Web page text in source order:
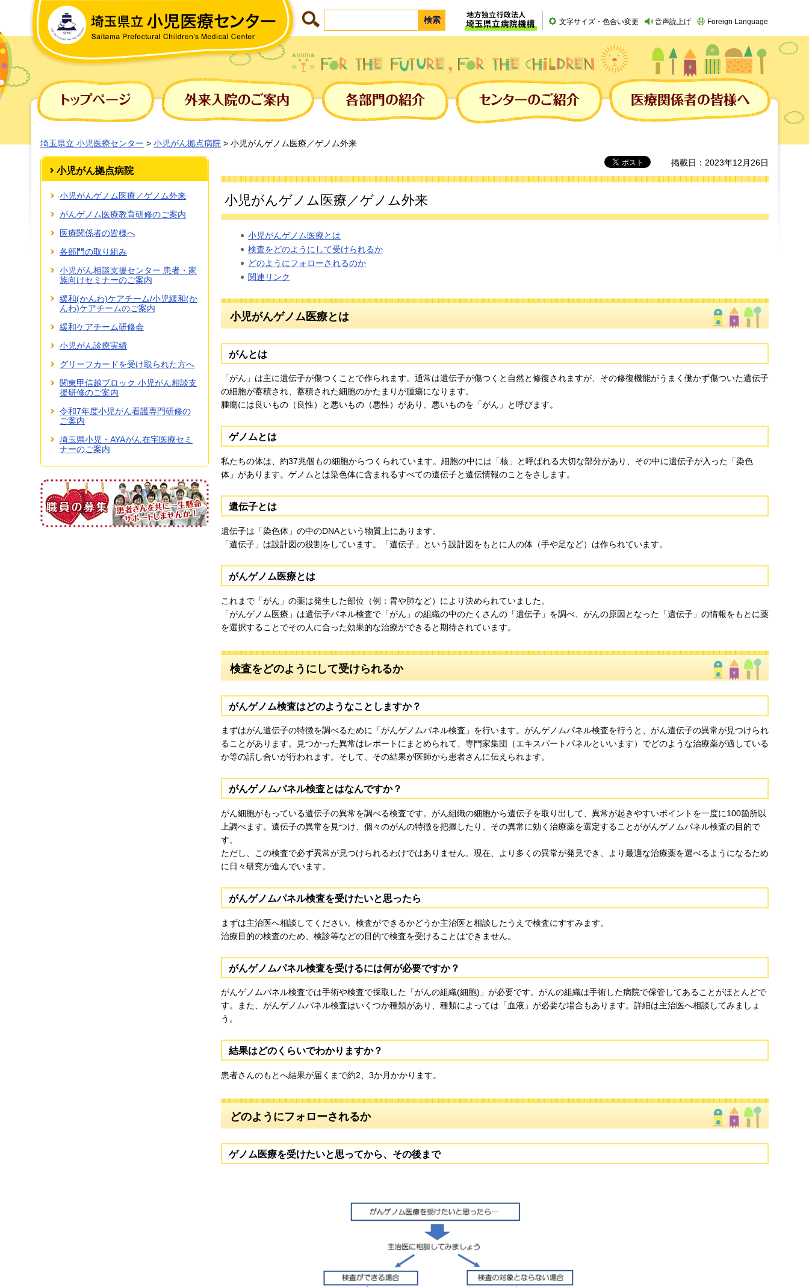
埼玉県立 小児医療センター 文字サイズ・色合い変更 音声読上げ Foreign Language
埼玉県立 小児医療センター > 小児がん拠点病院 > 小児がんゲノム医療／ゲノム外来
小児がん拠点病院
小児がんゲノム医療／ゲノム外来
がんゲノム医療教育研修のご案内
医療関係者の皆様へ
各部門の取り組み
小児がん相談支援センター 患者・家
族向けセミナーのご案内
緩和(かんわ)ケアチーム/小児緩和(か
んわ)ケアチームのご案内
緩和ケアチーム研修会
小児がん診療実績
グリーフカードを受け取られた方へ
関東甲信越ブロック 小児がん相談支
援研修のご案内
令和7年度小児がん看護専門研修の
ご案内
埼玉県小児・AYAがん在宅医療セミ
ナーのご案内
掲載日：2023年12月26日
小児がんゲノム医療／ゲノム外来
小児がんゲノム医療とは
検査をどのようにして受けられるか
どのようにフォローされるのか
関連リンク
小児がんゲノム医療とは
がんとは
「がん」は主に遺伝子が傷つくことで作られます。通常は遺伝子が傷つくと自然と修復されますが、その修復機能がうまく働かず傷ついた遺伝子
の細胞が蓄積され、蓄積された細胞のかたまりが腫瘍になります。
腫瘍には良いもの（良性）と悪いもの（悪性）があり、悪いものを「がん」と呼びます。
ゲノムとは
私たちの体は、約37兆個もの細胞からつくられています。細胞の中には「核」と呼ばれる大切な部分があり、その中に遺伝子が入った「染色
体」があります。ゲノムとは染色体に含まれるすべての遺伝子と遺伝情報のことをさします。
遺伝子とは
遺伝子は「染色体」の中のDNAという物質上にあります。
「遺伝子」は設計図の役割をしています。「遺伝子」という設計図をもとに人の体（手や足など）は作られています。
がんゲノム医療とは
これまで「がん」の薬は発生した部位（例：胃や肺など）により決められていました。
「がんゲノム医療」は遺伝子パネル検査で「がん」の組織の中のたくさんの「遺伝子」を調べ、がんの原因となった「遺伝子」の情報をもとに薬
を選択することでその人に合った効果的な治療ができると期待されています。
検査をどのようにして受けられるか
がんゲノム検査はどのようなことしますか？
まずはがん遺伝子の特徴を調べるために「がんゲノムパネル検査」を行います。がんゲノムパネル検査を行うと、がん遺伝子の異常が見つけられ
ることがあります。見つかった異常はレポートにまとめられて、専門家集団（エキスパートパネルといいます）でどのような治療薬が適している
か等の話し合いが行われます。そして、その結果が医師から患者さんに伝えられます。
がんゲノムパネル検査とはなんですか？
がん細胞がもっている遺伝子の異常を調べる検査です。がん組織の細胞から遺伝子を取り出して、異常が起きやすいポイントを一度に100箇所以
上調べます。遺伝子の異常を見つけ、個々のがんの特徴を把握したり、その異常に効く治療薬を選定することががんゲノムパネル検査の目的で
す。
ただし、この検査で必ず異常が見つけられるわけではありません。現在、より多くの異常が発見でき、より最適な治療薬を選べるようになるため
に日々研究が進んでいます。
がんゲノムパネル検査を受けたいと思ったら
まずは主治医へ相談してください。検査ができるかどうか主治医と相談したうえで検査にすすみます。
治療目的の検査のため、検診等などの目的で検査を受けることはできません。
がんゲノムパネル検査を受けるには何が必要ですか？
がんゲノムパネル検査では手術や検査で採取した「がんの組織(細胞)」が必要です。がんの組織は手術した病院で保管してあることがほとんどで
す。また、がんゲノムパネル検査はいくつか種類があり、種類によっては「血液」が必要な場合もあります。詳細は主治医へ相談してみましょ
う。
結果はどのくらいでわかりますか？
患者さんのもとへ結果が届くまで約2、3か月かかります。
どのようにフォローされるか
ゲノム医療を受けたいと思ってから、その後まで